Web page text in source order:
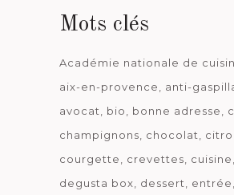
Mots clés
Académie nationale de
aix-en-provence
anti-
avocat
bio bonne adresse
champignons
chocolat
courgette
crevettes cuisine
degusta box
dessert entrée